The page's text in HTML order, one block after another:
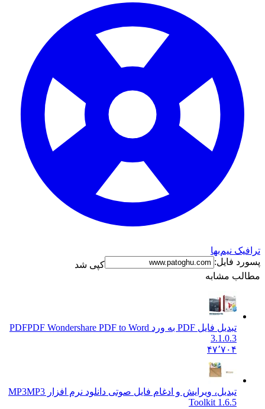
نیم‌بها
فایل:
کپی شد
مشابه
تبدیل فایل PDF به ورد PDF
PDF Wondershare PDF to Word
3.1.0.3
۴۷٬۷۰۴
تبدیل، ویرایش و ادغام فایل صوتی دانلود نرم افزار MP3MP3
Toolkit 1.6.5